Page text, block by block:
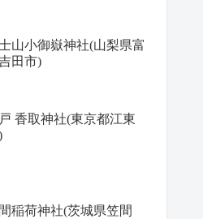
山小御嶽神社(山梨県富
田市)
香取神社(東京都江東
稲荷神社(茨城県笠間